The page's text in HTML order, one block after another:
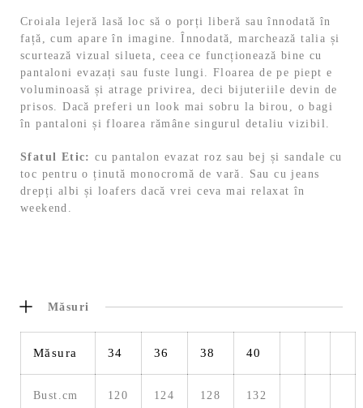
Croiala lejeră lasă loc să o porți liberă sau înnodată în
față, cum apare în imagine. Înnodată, marchează talia și
scurtează vizual silueta, ceea ce funcționează bine cu
pantaloni evazați sau fuste lungi. Floarea de pe piept e
voluminoasă și atrage privirea, deci bijuteriile devin de
prisos. Dacă preferi un look mai sobru la birou, o bagi
în pantaloni și floarea rămâne singurul detaliu vizibil.
Sfatul Etic: cu pantalon evazat roz sau bej și sandale cu
toc pentru o ținută monocromă de vară. Sau cu jeans
drepți albi și loafers dacă vrei ceva mai relaxat în
weekend.
Măsuri
Măsura 34 36 38 40
Bust.cm 120 124 128 132